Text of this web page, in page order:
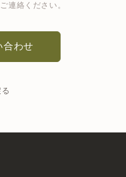
連絡ください。
合わせ